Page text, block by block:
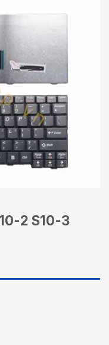
2 S10-3